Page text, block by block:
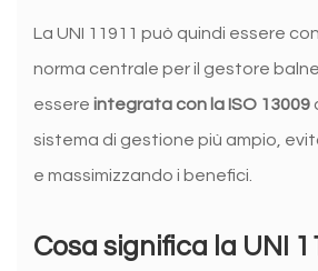
La UNI 11911 può quindi essere
norma centrale per il gestore
essere integrata con la ISO 13009
sistema di gestione più ampio,
e massimizzando i benefici.
Cosa significa la UNI